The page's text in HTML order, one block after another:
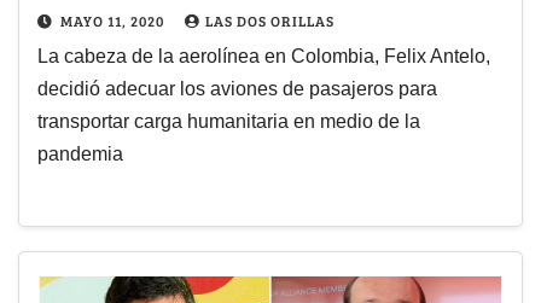
MAYO 11, 2020 LAS DOS ORILLAS
La cabeza de la aerolínea en Colombia, Felix Antelo,
decidió adecuar los aviones de pasajeros para
transportar carga humanitaria en medio de la
pandemia